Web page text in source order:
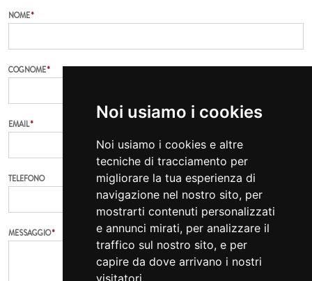
Noi usiamo i cookies
Noi usiamo i cookies e altre
tecniche di tracciamento per
migliorare la tua esperienza di
navigazione nel nostro sito, per
mostrarti contenuti personalizzati
e annunci mirati, per analizzare il
traffico sul nostro sito, e per
capire da dove arrivano i nostri
visitatori.
NOME*
COGNOME*
EMAIL*
TELEFONO
MESSAGGIO*